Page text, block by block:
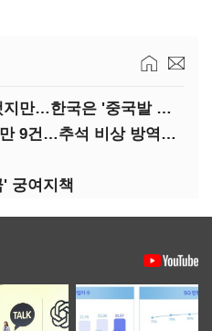
세계성장률 상향 조정했지만…한국은 '중국발 살얼음판'
아프리카돼지열병 올해만 9건…추석 비상 방역에 '총력'
궁여지책